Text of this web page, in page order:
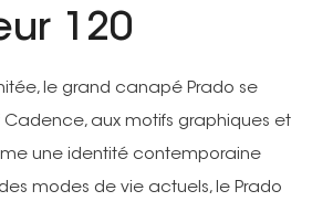
120
le grand canapé Prado se
Cadence, aux motifs graphiques et
une identité contemporaine
modes de vie actuels, le Prado